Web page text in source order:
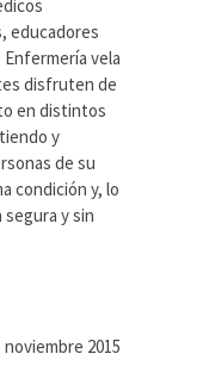
educadores
vela
disfruten de
en distintos
y
de su
condición y, lo
y sin
noviembre 2015